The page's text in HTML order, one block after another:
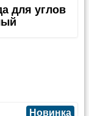
для углов
Новинка